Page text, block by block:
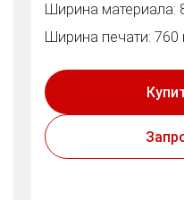
Ширина материала:
Ширина печати: 760